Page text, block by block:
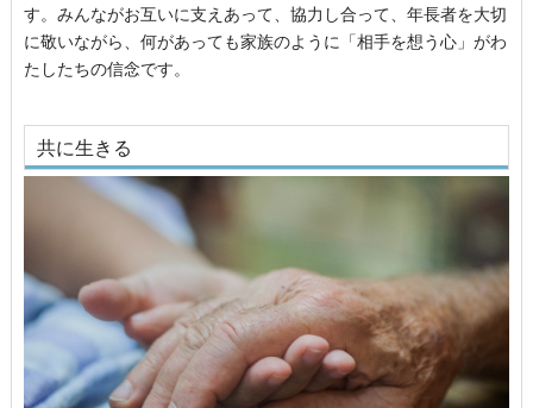
す。みんながお互いに支えあって、協力し合って、年長者を大切
に敬いながら、何があっても家族のように「相手を想う心」がわ
たしたちの信念です。
共に生きる